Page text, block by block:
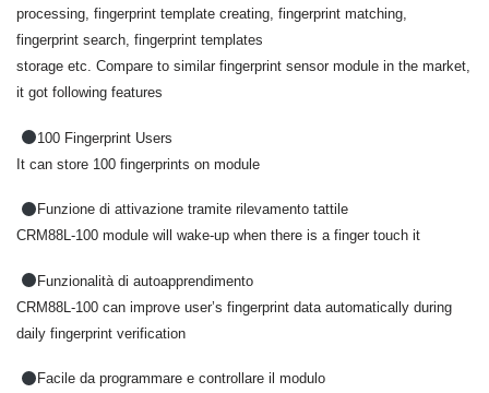
processing, fingerprint template creating, fingerprint matching,
fingerprint search, fingerprint templates
storage etc. Compare to similar fingerprint sensor module in the market,
it got following features
100 Fingerprint Users
It can store 100 fingerprints on module
Funzione di attivazione tramite rilevamento tattile
CRM88L-100 module will wake-up when there is a finger touch it
Funzionalità di autoapprendimento
CRM88L-100 can improve user’s fingerprint data automatically during
daily fingerprint verification
Facile da programmare e controllare il modulo